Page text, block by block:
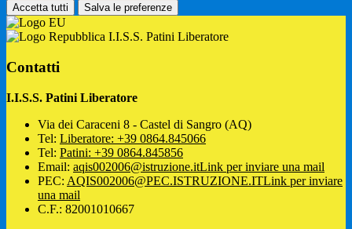
Accetta tutti Salva le preferenze
I.I.S.S. Patini Liberatore
Contatti
I.I.S.S. Patini Liberatore
Via dei Caraceni 8 - Castel di Sangro (AQ)
Tel: Liberatore: +39 0864.845066
Tel: Patini: +39 0864.845856
Email: aqis002006@istruzione.itLink per inviare una mail
PEC: AQIS002006@PEC.ISTRUZIONE.ITLink per inviare
una mail
C.F.: 82001010667